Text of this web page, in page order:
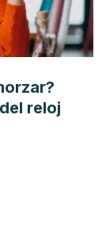
reloj